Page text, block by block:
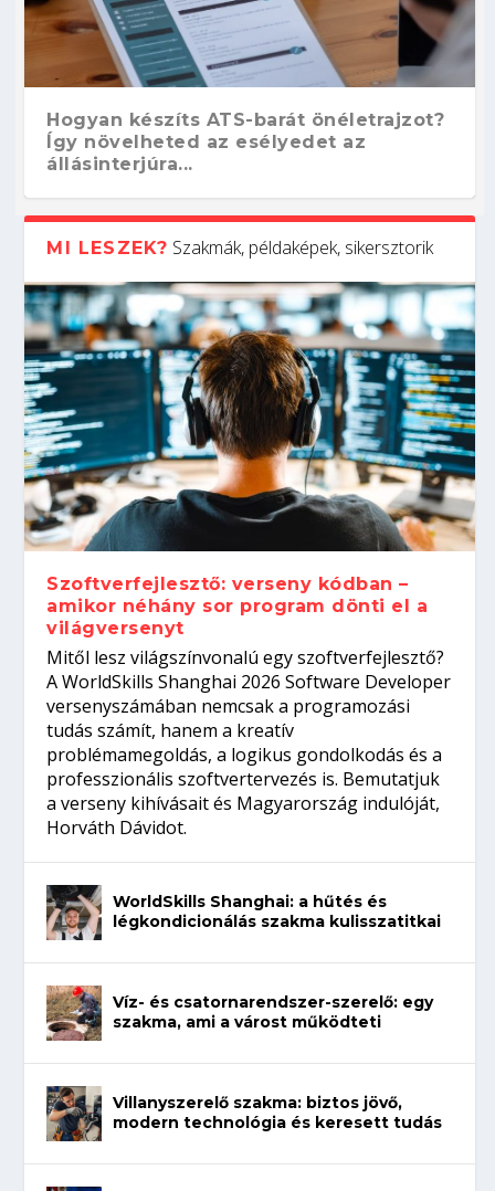
Hogyan készíts ATS-barát önéletrajzot?
Így növelheted az esélyedet az
állásinterjúra...
Kitalálod, mire használják ezeket a
gépeket?
Nem sikerült az egyetemi felvételi?
Tanulj szakmát!
Szoftverfejlesztő: verseny kódban –
amikor néhány sor program dönti el a
világversenyt...
Digitális detox – hogyan kapcsolódj ki
telefon nélkül?
MI LESZEK? Szakmák, példaképek, sikersztorik
Szoftverfejlesztő: verseny kódban –
amikor néhány sor program dönti el a
világversenyt
Mitől lesz világszínvonalú egy szoftverfejlesztő?
A WorldSkills Shanghai 2026 Software Developer
versenyszámában nemcsak a programozási
tudás számít, hanem a kreatív
problémamegoldás, a logikus gondolkodás és a
professzionális szoftvertervezés is. Bemutatjuk
a verseny kihívásait és Magyarország indulóját,
Horváth Dávidot.
WorldSkills Shanghai: a hűtés és
légkondicionálás szakma kulisszatitkai
Víz- és csatornarendszer-szerelő: egy
szakma, ami a várost működteti
Villanyszerelő szakma: biztos jövő,
modern technológia és keresett tudás